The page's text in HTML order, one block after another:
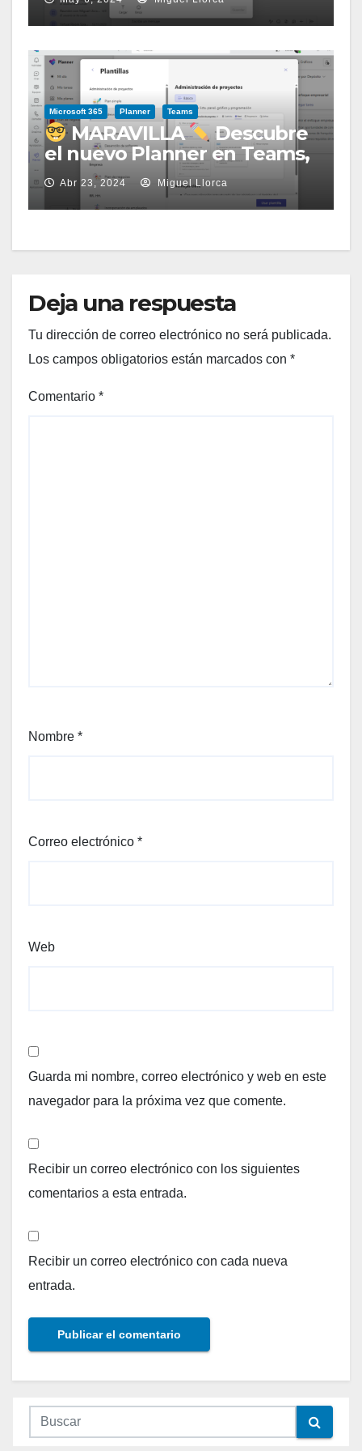
abril 2024
Microsoft 365 Planner Teams
MARAVILLA
Descubre
el nuevo Planner en Teams,
gestión unificada de
Proyectos y Tareas!
Abr 23, 2024 Miguel Llorca
Deja una respuesta
Tu dirección de correo electrónico no será publicada.
Los campos obligatorios están marcados con *
Comentario *
Nombre *
Correo electrónico *
Web
Guarda mi nombre, correo electrónico y web en este
navegador para la próxima vez que comente.
Recibir un correo electrónico con los siguientes
comentarios a esta entrada.
Recibir un correo electrónico con cada nueva
entrada.